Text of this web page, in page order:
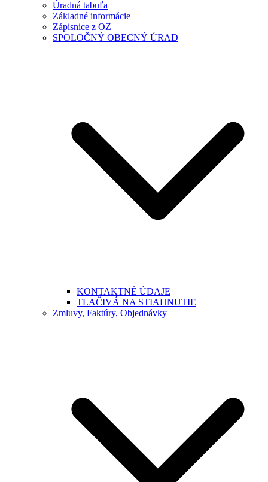
Úradná tabuľa
Základné informácie
Zápisnice z OZ
SPOLOČNÝ OBECNÝ ÚRAD
KONTAKTNÉ ÚDAJE
TLAČIVÁ NA STIAHNUTIE
Zmluvy, Faktúry, Objednávky